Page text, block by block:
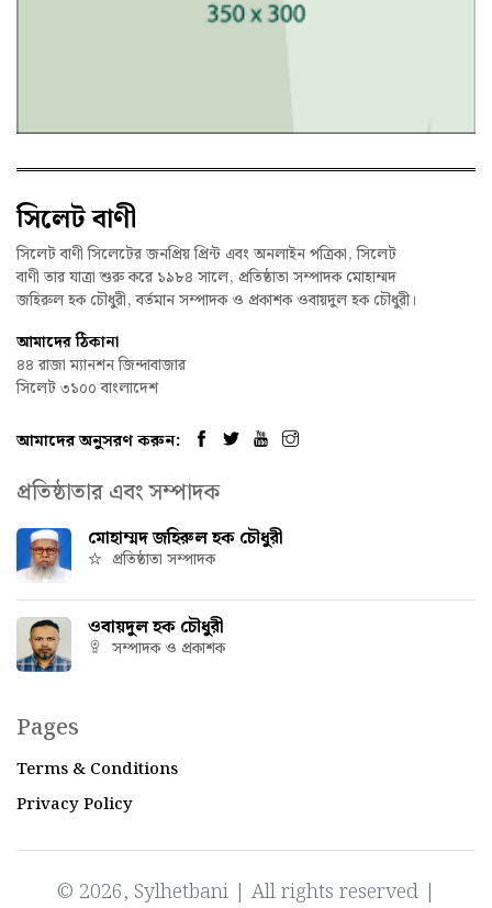
সিলেট বাণী
সিলেট বাণী সিলেটের জনপ্রিয় প্রিন্ট এবং অনলাইন পত্রিকা, সিলেট
বাণী তার যাত্রা শুরু করে ১৯৮৪ সালে, প্রতিষ্ঠাতা সম্পাদক মোহাম্মদ
জহিরুল হক চৌধুরী, বর্তমান সম্পাদক ও প্রকাশক ওবায়দুল হক চৌধুরী।
আমাদের ঠিকানা
৪৪ রাজা ম্যানশন জিন্দাবাজার
সিলেট ৩১০০ বাংলাদেশ
আমাদের অনুসরণ করুন:
প্রতিষ্ঠাতার এবং সম্পাদক
মোহাম্মদ জহিরুল হক চৌধুরী
প্রতিষ্ঠাতা সম্পাদক
ওবায়দুল হক চৌধুরী
সম্পাদক ও প্রকাশক
Pages
Terms & Conditions
Privacy Policy
© 2026, Sylhetbani | All rights reserved |